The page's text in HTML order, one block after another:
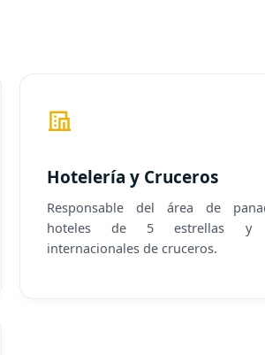
Hotelería y Cruceros
Responsable del área de
hoteles de 5 estrellas y
internacionales de cruceros.